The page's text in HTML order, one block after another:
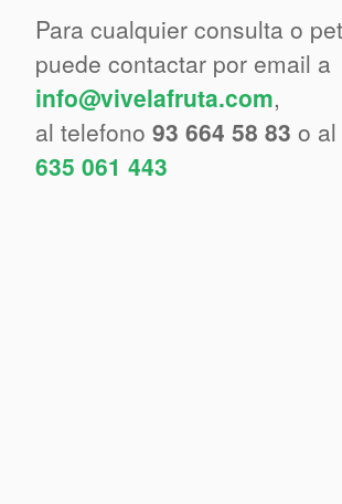
Para cualquier consulta o
puede contactar por email a
info@vivelafruta.com,
al telefono 93 664 58 83 o
635 061 443